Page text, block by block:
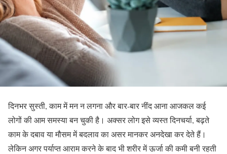
दिनभर सुस्ती, काम में मन न लगना और बार-बार नींद आना आजकल कई
लोगों की आम समस्या बन चुकी है। अक्सर लोग इसे व्यस्त दिनचर्या, बढ़ते
काम के दबाव या मौसम में बदलाव का असर मानकर अनदेखा कर देते हैं।
लेकिन अगर पर्याप्त आराम करने के बाद भी शरीर में ऊर्जा की कमी बनी रहती